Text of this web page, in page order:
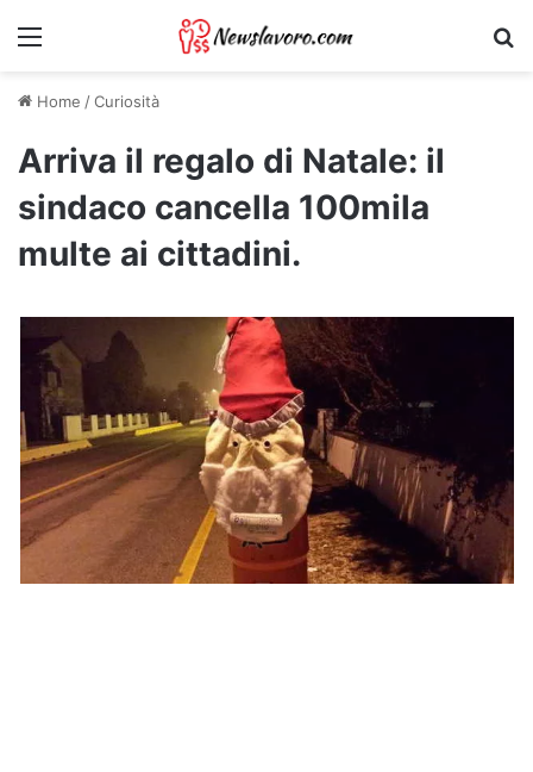
Menu
Home /Curiosità
Arriva il regalo di Natale: il
sindaco cancella 100mila
multe ai cittadini.